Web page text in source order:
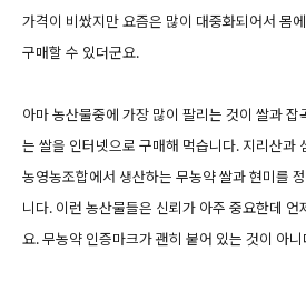
가격이 비쌌지만 요즘은 많이 대중화되어서 몸
구매할 수 있더군요.
아마 농산물중에 가장 많이 팔리는 것이 쌀과 잡
는 쌀을 인터넷으로 구매해 먹습니다. 지리산과
농영농조합에서 생산하는 무농약 쌀과 현미를
니다. 이런 농산물들은 신뢰가 아주 중요한데
요. 무농약 인증마크가 괜히 붙어 있는 것이 아